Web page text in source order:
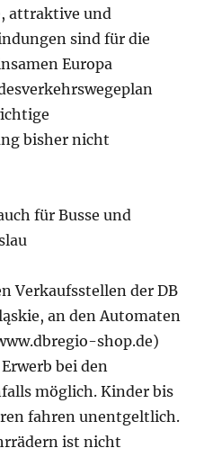
attraktive und
sind für die
Europa
bisher nicht
für Busse und
Verkaufsstellen der DB
an den Automaten
shop.de)
bei den
möglich. Kinder bis
fahren unentgeltlich.
ist nicht